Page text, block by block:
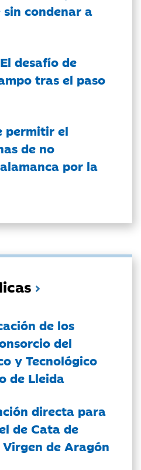
condenar a
desafío de
tras el paso
permitir el
de no
por la
de los
del
y Tecnológico
de Lleida
directa para
de Cata de
de Aragón